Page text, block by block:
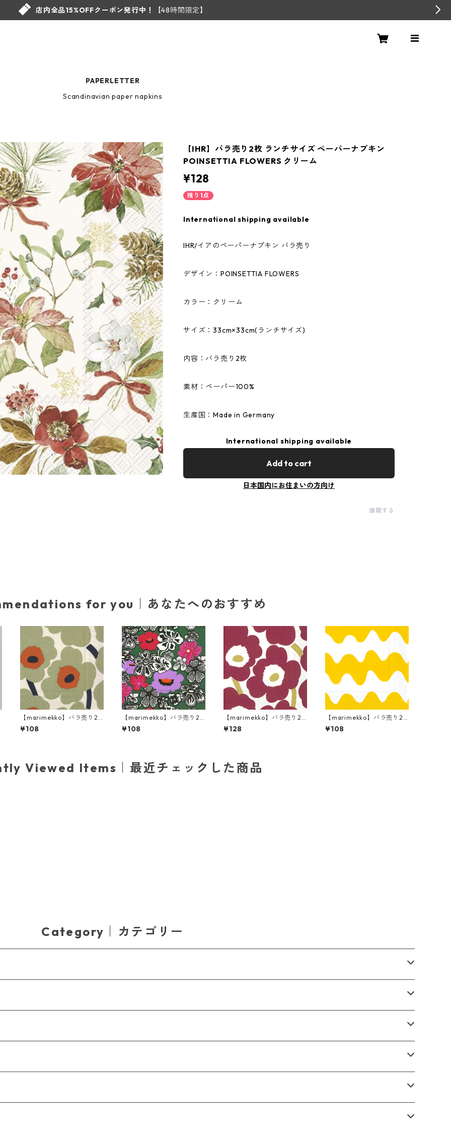
店内全品15%OFFクーポン発行中！ 【48時間限定】
PAPERLETTER
Scandinavian paper napkins
【IHR】バラ売り2枚 ランチサイズ ペーパーナプキン
POINSETTIA FLOWERS クリーム
¥128
残り1点
International shipping available
IHR/イアのペーパーナプキン バラ売り
デザイン：POINSETTIA FLOWERS
カラー：クリーム
サイズ：33cm×33cm(ランチサイズ)
内容：バラ売り2枚
素材：ペーパー100%
生産国：Made in Germany
International shipping available
Add to cart
日本国内にお住まいの方向け
通報する
for you｜あなたへのおすすめ
【marimekko】バラ売り2
枚 カクテルサイズ ペーパー
ナプキン UNIKKO クリームx
¥108
【marimekko】バラ売り2
枚 カクテルサイズ ペーパー
ナプキン KAUKOKAIPUU ダ
¥108
【marimekko】バラ売り2
枚 ランチサイズ ペーパーナ
プキン UNIKKO ダークレッ
¥128
【marimekko】バラ売り2
枚 カクテルサイズ ペーパー
ナプキン LOKKI イエロー
¥108
Viewed Items｜最近チェックした商品
Category｜カテゴリー